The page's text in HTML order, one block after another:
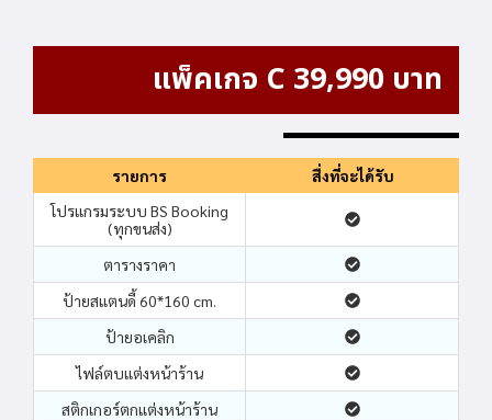
แพ็คเกจ C 39,990 บาท
รายการ
สื่งที่จะได้รับ
โปรแกรมระบบ BS Booking
(ทุกขนส่ง)
ตารางราคา
ป้ายสแตนดี้ 60*160 cm.
ป้ายอเคลิก
ไฟล์ตบแต่งหน้าร้าน
สติกเกอร์ตกแต่งหน้าร้าน